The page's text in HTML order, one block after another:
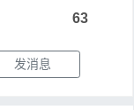
63
发消息